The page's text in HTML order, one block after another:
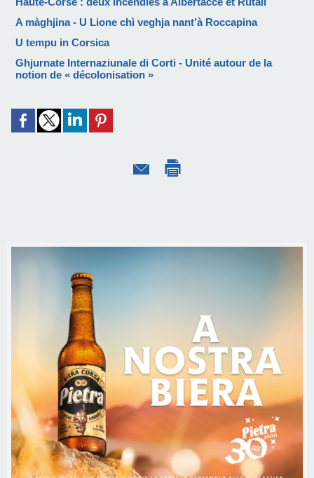
A màghjina - U Lione chì veghja nant’à Roccapina
U tempu in Corsica
Ghjurnate Internaziunale di Corti - Unité autour de la
notion de « décolonisation »